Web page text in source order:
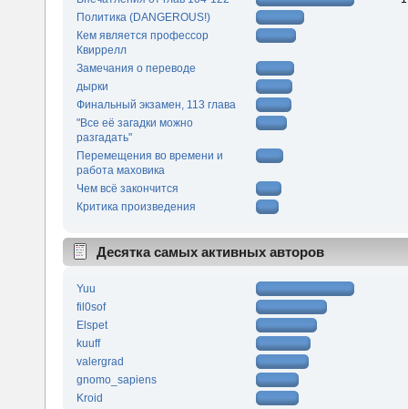
Политика (DANGEROUS!)
Кем является профессор
Квиррелл
Замечания о переводе
дырки
Финальный экзамен, 113 глава
"Все её загадки можно
разгадать"
Перемещения во времени и
работа маховика
Чем всё закончится
Критика произведения
Десятка самых активных авторов
Yuu
fil0sof
Elspet
kuuff
valergrad
gnomo_sapiens
Kroid